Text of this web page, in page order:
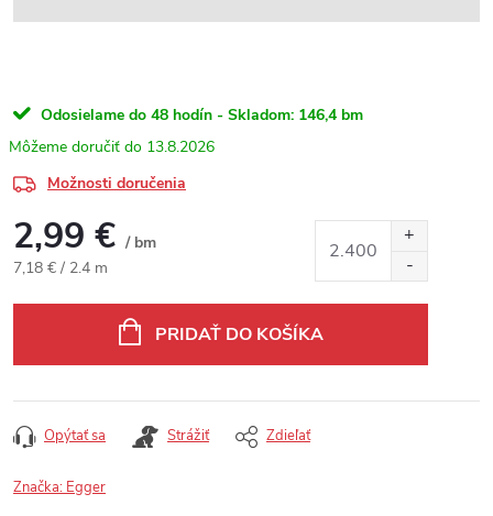
Odosielame do 48 hodín - Skladom: 146,4 bm
13.8.2026
Možnosti doručenia
2,99 € / bm
Jednotková cena:
7,18 € / 2.4 m
PRIDAŤ DO KOŠÍKA
Opýtať sa Strážiť Zdieľať
Značka: Egger